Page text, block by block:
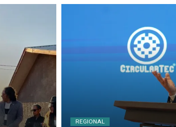
REGIONAL